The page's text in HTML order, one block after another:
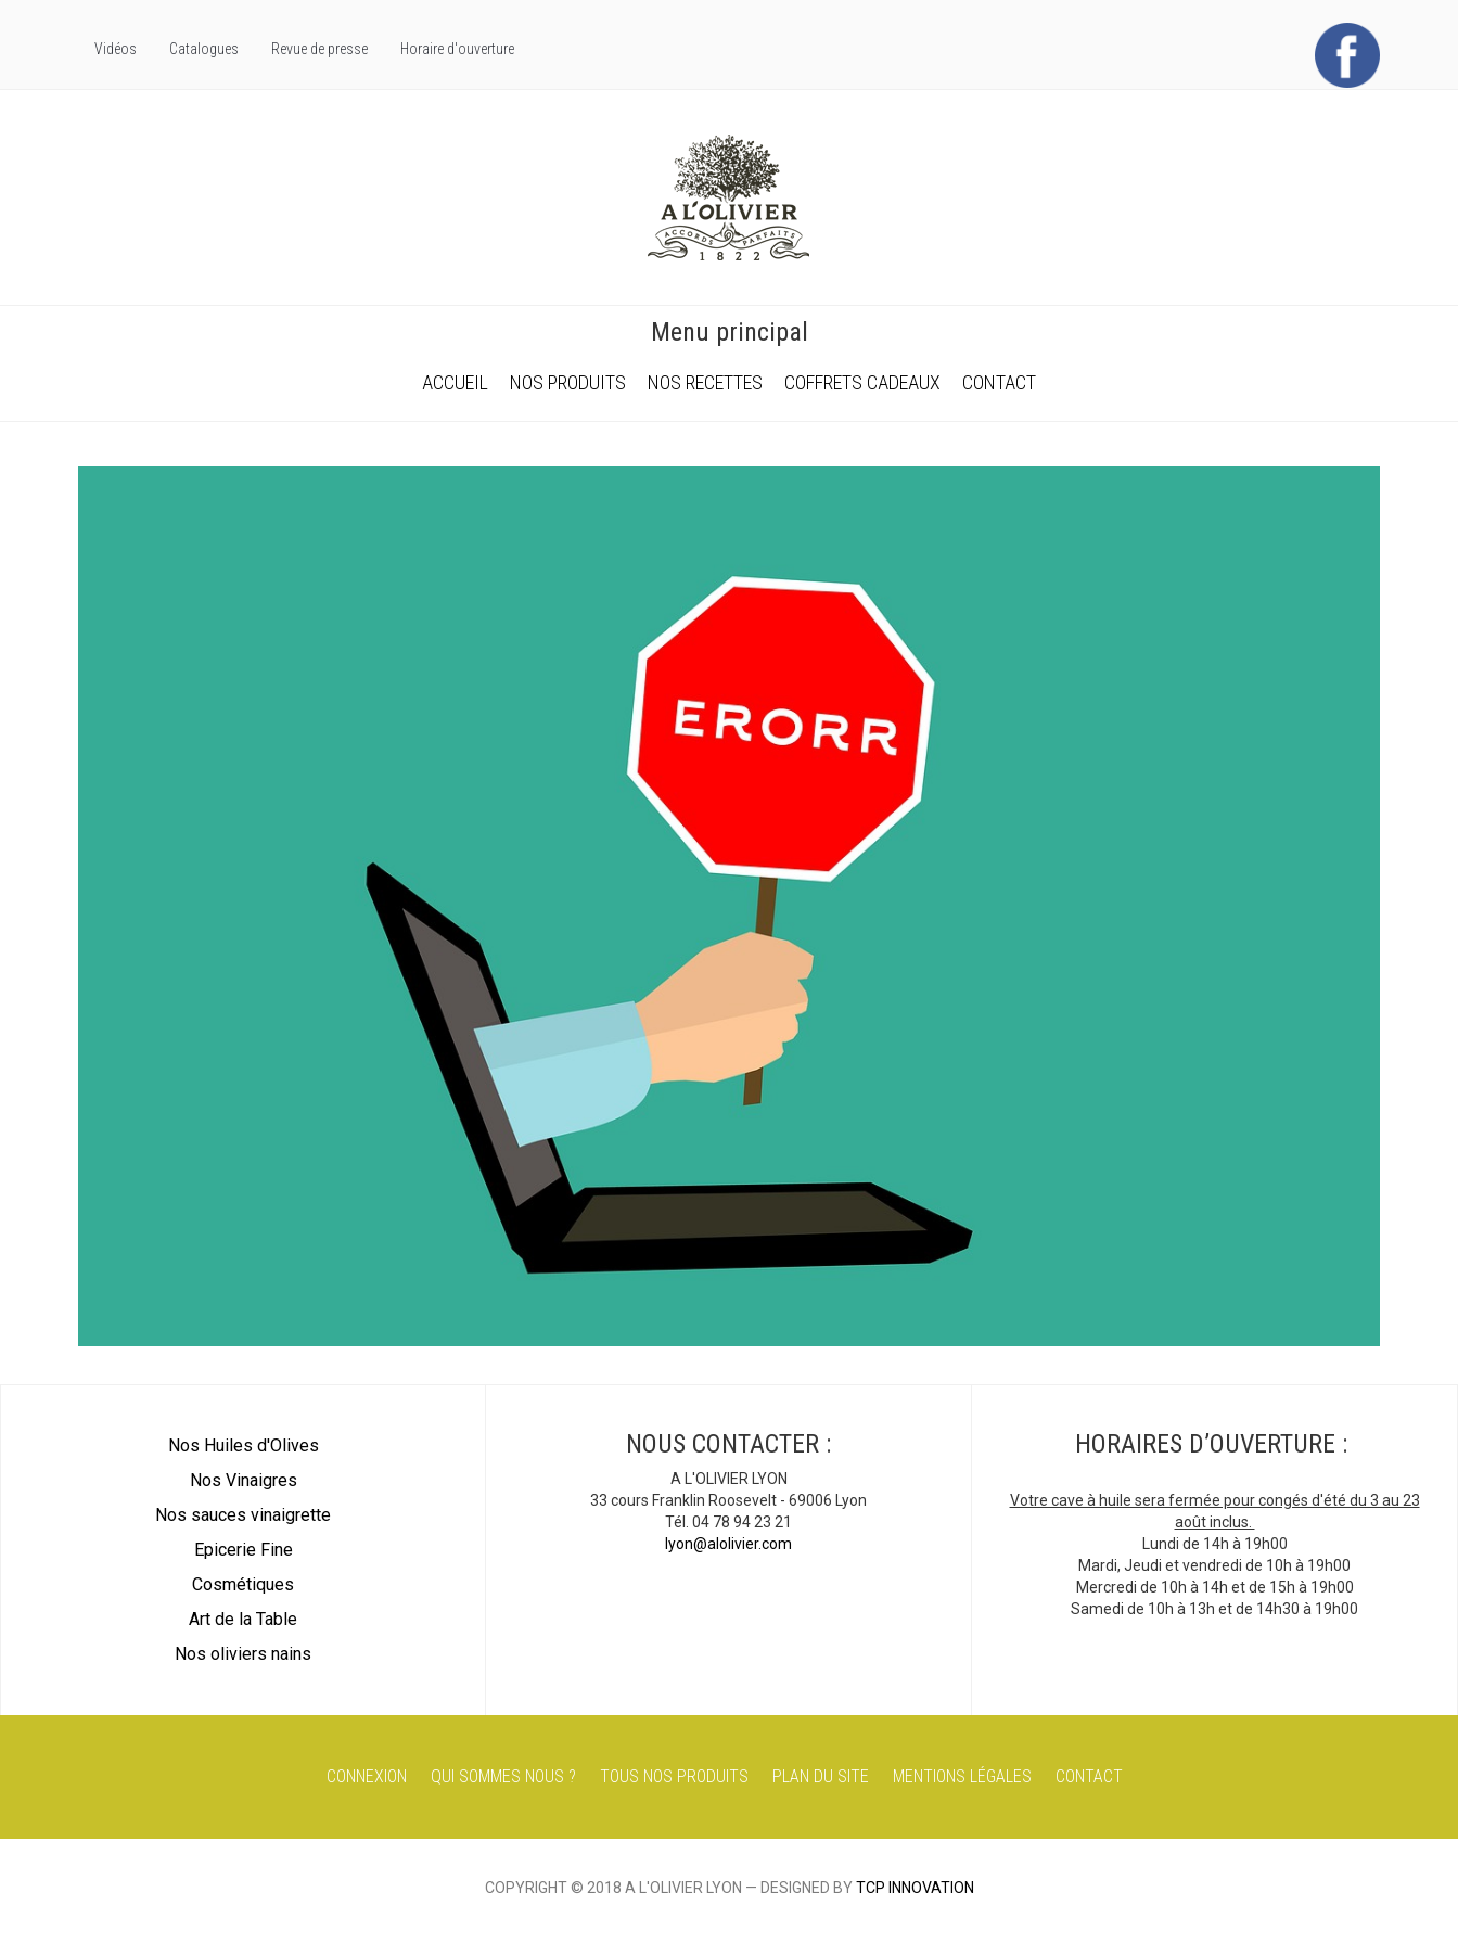
Vidéos Catalogues Revue de presse Horaire d'ouverture
Menu principal
ACCUEIL NOS PRODUITS NOS RECETTES COFFRETS CADEAUX CONTACT
Nos Huiles d'Olives
Nos Vinaigres
Nos sauces vinaigrette
Epicerie Fine
Cosmétiques
Art de la Table
Nos oliviers nains
NOUS CONTACTER :
A L'OLIVIER LYON
33 cours Franklin Roosevelt - 69006 Lyon
Tél. 04 78 94 23 21
lyon@alolivier.com
HORAIRES D’OUVERTURE :
Votre cave à huile sera fermée pour congés d'été du 3 au 23
août inclus.
Lundi de 14h à 19h00
Mardi, Jeudi et vendredi de 10h à 19h00
Mercredi de 10h à 14h et de 15h à 19h00
Samedi de 10h à 13h et de 14h30 à 19h00
CONNEXION QUI SOMMES NOUS ? TOUS NOS PRODUITS PLAN DU SITE MENTIONS LÉGALES CONTACT
COPYRIGHT © 2018 A L'OLIVIER LYON — DESIGNED BYTCP INNOVATION